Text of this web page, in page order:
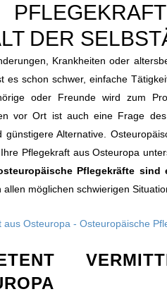
DER
Krankheiten oder
es schon schwer, einfache
oder Freunde wird zum
vor Ort ist auch eine Frage
günstigere Alternative.
Pflegekraft aus Osteuropa
Pflegekräfte
allen möglichen schwierigen